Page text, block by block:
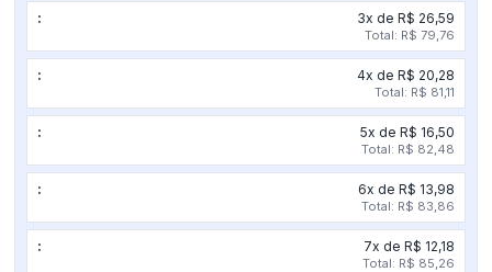
3x de R$ 26,59
Total: R$ 79,76
4x de R$ 20,28
Total: R$ 81,11
5x de R$ 16,50
Total: R$ 82,48
6x de R$ 13,98
Total: R$ 83,86
7x de R$ 12,18
Total: R$ 85,26